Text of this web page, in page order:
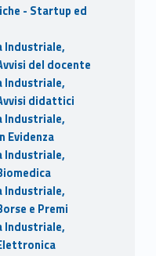
- Startup ed
Industriale,
del docente
Industriale,
didattici
Industriale,
Evidenza
Industriale,
Industriale,
e Premi
Industriale,